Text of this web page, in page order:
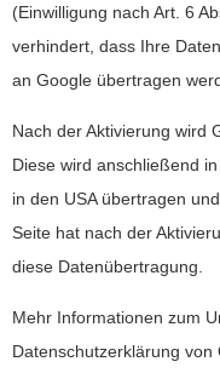
(Einwilligung nach Art. 6
verhindert, dass Ihre
an Google übertragen
Nach der Aktivierung wird
Diese wird anschließend
in den USA übertragen
Seite hat nach der
diese Datenübertragung.
Mehr Informationen zum
Datenschutzerklärung von